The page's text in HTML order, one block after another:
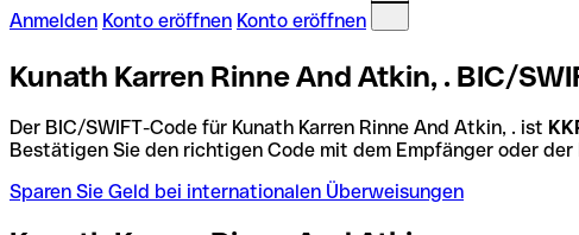
Anmelden Konto eröffnen Konto eröffnen
Kunath Karren Rinne And Atkin, . BIC/
Der BIC/SWIFT-Code für Kunath Karren Rinne And Atkin, . ist
Bestätigen Sie den richtigen Code mit dem Empfänger oder der
Sparen Sie Geld bei internationalen Überweisungen